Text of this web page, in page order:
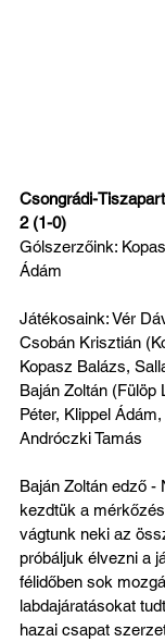
Csongrádi-
2 (1-0)
Gólszerzőink:
Ádám
Játékosaink: Vér
Csobán Krisztián
Kopasz Balázs,
Baján Zoltán (Fülöp
Péter, Klippel
Andróczki Tamás
Baján Zoltán edző -
kezdtük a
vágtunk neki az
próbáljuk élvezni a
félidőben sok
labdajáratásokat
hazai csapat